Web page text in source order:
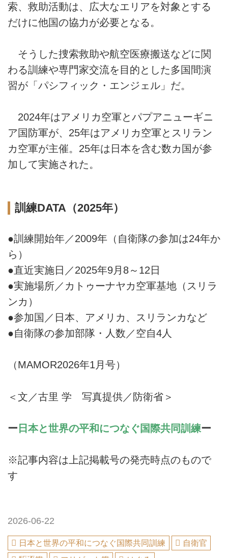
索、救助活動は、広大なエリアを対象とする
だけに他国の協力が必要となる。
そうした捜索救助や航空医療搬送などに関
わる訓練や専門家交流を目的とした多国間演
習が「パシフィック・エンジェル」だ。
2024年はアメリカ空軍とパプアニューギニ
ア国防軍が、25年はアメリカ空軍とスリラン
カ空軍が主催。25年は日本を含む数カ国が参
加して実施された。
訓練DATA（2025年）
●訓練開始年／2009年（自衛隊の参加は24年か
ら）
●直近実施日／2025年9月8～12日
●実施場所／カトゥーナヤカ空軍基地（スリラ
ンカ）
●参加国／日本、アメリカ、スリランカなど
●自衛隊の参加部隊・人数／空自4人
（MAMOR2026年1月号）
＜文／古里 学 写真提供／防衛省＞
ー 日本と世界の平和につなぐ国際共同訓練ー
※記事内容は上記掲載号の発売時点のもので
す
2026-06-22
日本と世界の平和につなぐ国際共同訓練
自衛官